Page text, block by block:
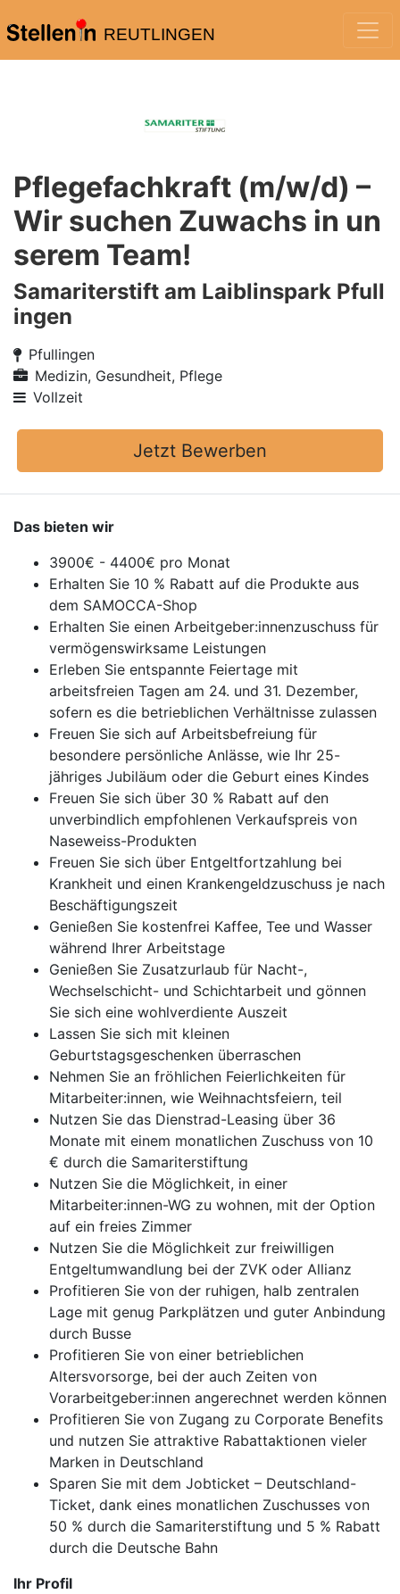
REUTLINGEN
Pflegefachkraft (m/w/d) –
Wir suchen Zuwachs in un
serem Team!
Samariterstift am Laiblinspark Pfull
ingen
Pfullingen
Medizin, Gesundheit, Pflege
Vollzeit
Jetzt Bewerben
Das bieten wir
3900€ - 4400€ pro Monat
Erhalten Sie 10 % Rabatt auf die Produkte aus
dem SAMOCCA-Shop
Erhalten Sie einen Arbeitgeber:innenzuschuss für
vermögenswirksame Leistungen
Erleben Sie entspannte Feiertage mit
arbeitsfreien Tagen am 24. und 31. Dezember,
sofern es die betrieblichen Verhältnisse zulassen
Freuen Sie sich auf Arbeitsbefreiung für
besondere persönliche Anlässe, wie Ihr 25-
jähriges Jubiläum oder die Geburt eines Kindes
Freuen Sie sich über 30 % Rabatt auf den
unverbindlich empfohlenen Verkaufspreis von
Naseweiss-Produkten
Freuen Sie sich über Entgeltfortzahlung bei
Krankheit und einen Krankengeldzuschuss je nach
Beschäftigungszeit
Genießen Sie kostenfrei Kaffee, Tee und Wasser
während Ihrer Arbeitstage
Genießen Sie Zusatzurlaub für Nacht-,
Wechselschicht- und Schichtarbeit und gönnen
Sie sich eine wohlverdiente Auszeit
Lassen Sie sich mit kleinen
Geburtstagsgeschenken überraschen
Nehmen Sie an fröhlichen Feierlichkeiten für
Mitarbeiter:innen, wie Weihnachtsfeiern, teil
Nutzen Sie das Dienstrad-Leasing über 36
Monate mit einem monatlichen Zuschuss von 10
€ durch die Samariterstiftung
Nutzen Sie die Möglichkeit, in einer
Mitarbeiter:innen-WG zu wohnen, mit der Option
auf ein freies Zimmer
Nutzen Sie die Möglichkeit zur freiwilligen
Entgeltumwandlung bei der ZVK oder Allianz
Profitieren Sie von der ruhigen, halb zentralen
Lage mit genug Parkplätzen und guter Anbindung
durch Busse
Profitieren Sie von einer betrieblichen
Altersvorsorge, bei der auch Zeiten von
Vorarbeitgeber:innen angerechnet werden können
Profitieren Sie von Zugang zu Corporate Benefits
und nutzen Sie attraktive Rabattaktionen vieler
Marken in Deutschland
Sparen Sie mit dem Jobticket – Deutschland-
Ticket, dank eines monatlichen Zuschusses von
50 % durch die Samariterstiftung und 5 % Rabatt
durch die Deutsche Bahn
Ihr Profil